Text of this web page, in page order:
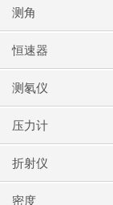
测角
恒速器
测氡仪
压力计
折射仪
密度